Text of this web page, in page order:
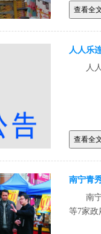
查看全
人人乐
人
查看全
南宁青
南
等7家政